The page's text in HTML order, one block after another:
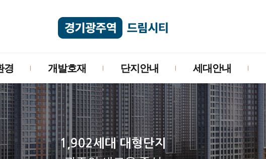
경 개발호재 단지안내 세대안내
1,902세대 대형단지